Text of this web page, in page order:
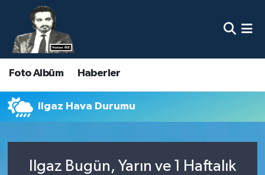
Foto Albüm Haberler
Ilgaz Hava Durumu
Ilgaz Bugün, Yarın ve 1 Haftalık
Nöbetçi Eczaneler
Hava Durumu
Namaz Vakitleri
Süper Lig Puan Durumu ve Fikstür